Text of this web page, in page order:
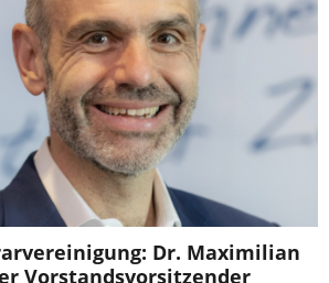
Dr. Maximilian
Vorstandsvorsitzender